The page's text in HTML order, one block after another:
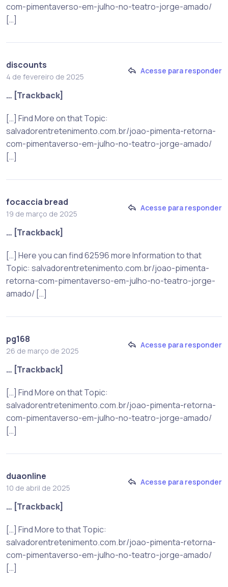
com-pimentaverso-em-julho-no-teatro-jorge-amado/
[…]
discounts
4 de fevereiro de 2025
Acesse para responder
… [Trackback]
[…] Find More on that Topic:
salvadorentretenimento.com.br/joao-pimenta-retorna-
com-pimentaverso-em-julho-no-teatro-jorge-amado/
[…]
focaccia bread
19 de março de 2025
Acesse para responder
… [Trackback]
[…] Here you can find 62596 more Information to that
Topic: salvadorentretenimento.com.br/joao-pimenta-
retorna-com-pimentaverso-em-julho-no-teatro-jorge-
amado/ […]
pg168
26 de março de 2025
Acesse para responder
… [Trackback]
[…] Find More on that Topic:
salvadorentretenimento.com.br/joao-pimenta-retorna-
com-pimentaverso-em-julho-no-teatro-jorge-amado/
[…]
duaonline
10 de abril de 2025
Acesse para responder
… [Trackback]
[…] Find More to that Topic:
salvadorentretenimento.com.br/joao-pimenta-retorna-
com-pimentaverso-em-julho-no-teatro-jorge-amado/
[…]